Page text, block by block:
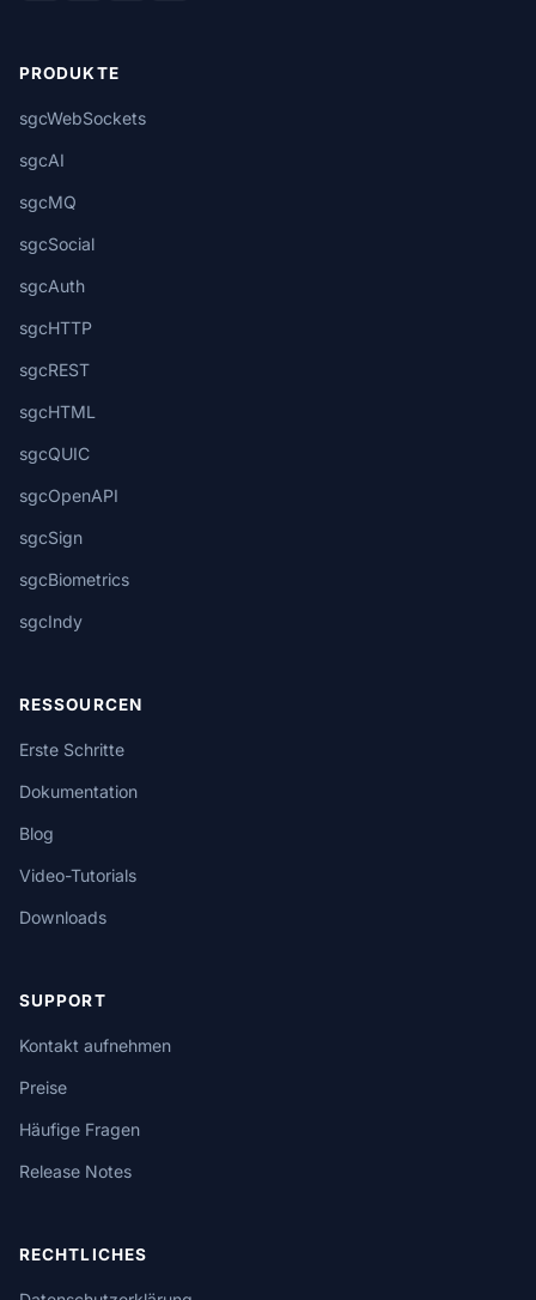
PRODUKTE
sgcWebSockets
sgcAI
sgcMQ
sgcSocial
sgcAuth
sgcHTTP
sgcREST
sgcHTML
sgcQUIC
sgcOpenAPI
sgcSign
sgcBiometrics
sgcIndy
RESSOURCEN
Erste Schritte
Dokumentation
Blog
Video-Tutorials
Downloads
SUPPORT
Kontakt aufnehmen
Preise
Häufige Fragen
Release Notes
RECHTLICHES